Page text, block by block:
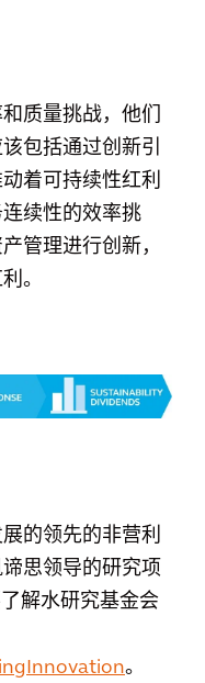
质量挑战，他们
包括通过创新引
着可持续性红利
续性的效率挑
管理进行创新，
。
的领先的非营利
思领导的研究项
解水研究基金会
。